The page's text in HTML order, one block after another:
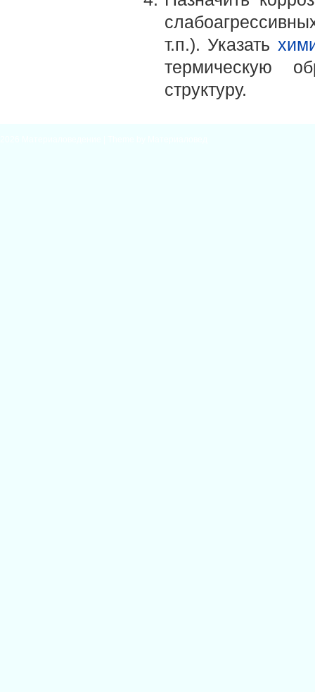
т.п.). Указать
термическую
структуру.